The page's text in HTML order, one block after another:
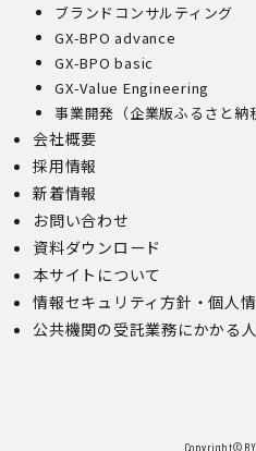
ブランドコンサルティング
GX-BPO advance
GX-BPO basic
GX-Value Engineering
事業開発（企業版ふるさと納
会社概要
採用情報
新着情報
お問い合わせ
資料ダウンロード
本サイトについて
情報セキュリティ方針・個人
公共機関の受託業務にかかる